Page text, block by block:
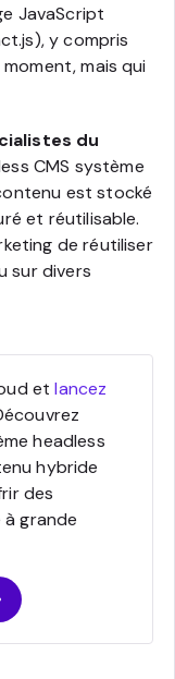
JavaScript
y compris
mais qui
du
CMS système
est stocké
et réutilisable.
de réutiliser
sur divers
etlancez
headless
hybride
des
grande